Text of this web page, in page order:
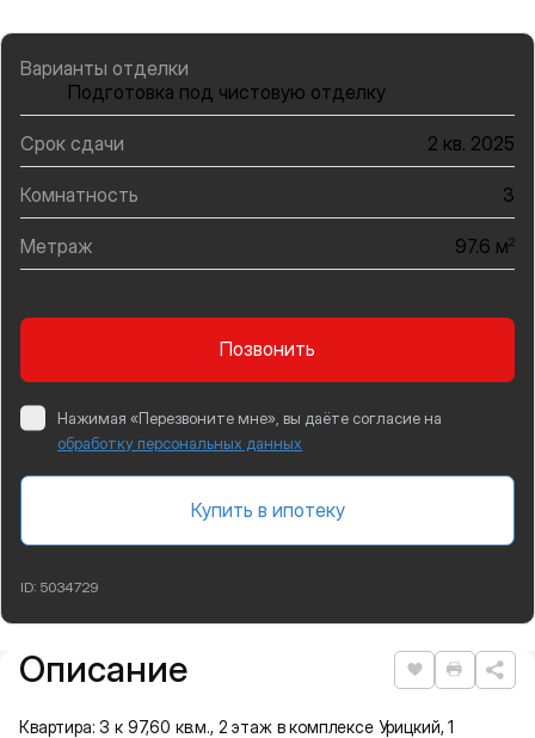
Варианты отделки
Подготовка под чистовую отделку
Срок сдачи 2 кв. 2025
Комнатность 3
Метраж 97.6 м2
Позвонить
Нажимая «Перезвоните мне», вы даёте согласие на
обработку персональных данных
Купить в ипотеку
ID: 5034729
Подробная информация
Описание Нравится
Квартира: 3 к 97,60 кв.м., 2 этаж в комплексе Урицкий, 1